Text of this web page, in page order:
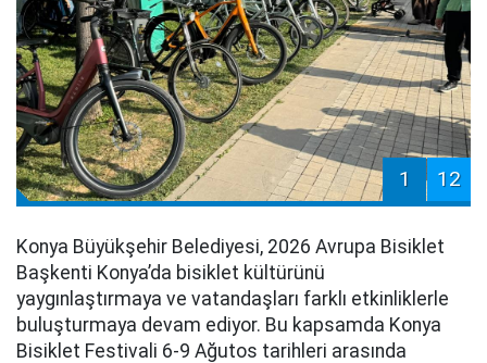
1 12
Konya Büyükşehir Belediyesi, 2026 Avrupa Bisiklet
Başkenti Konya’da bisiklet kültürünü
yaygınlaştırmaya ve vatandaşları farklı etkinliklerle
buluşturmaya devam ediyor. Bu kapsamda Konya
Bisiklet Festivali 6-9 Ağutos tarihleri arasında